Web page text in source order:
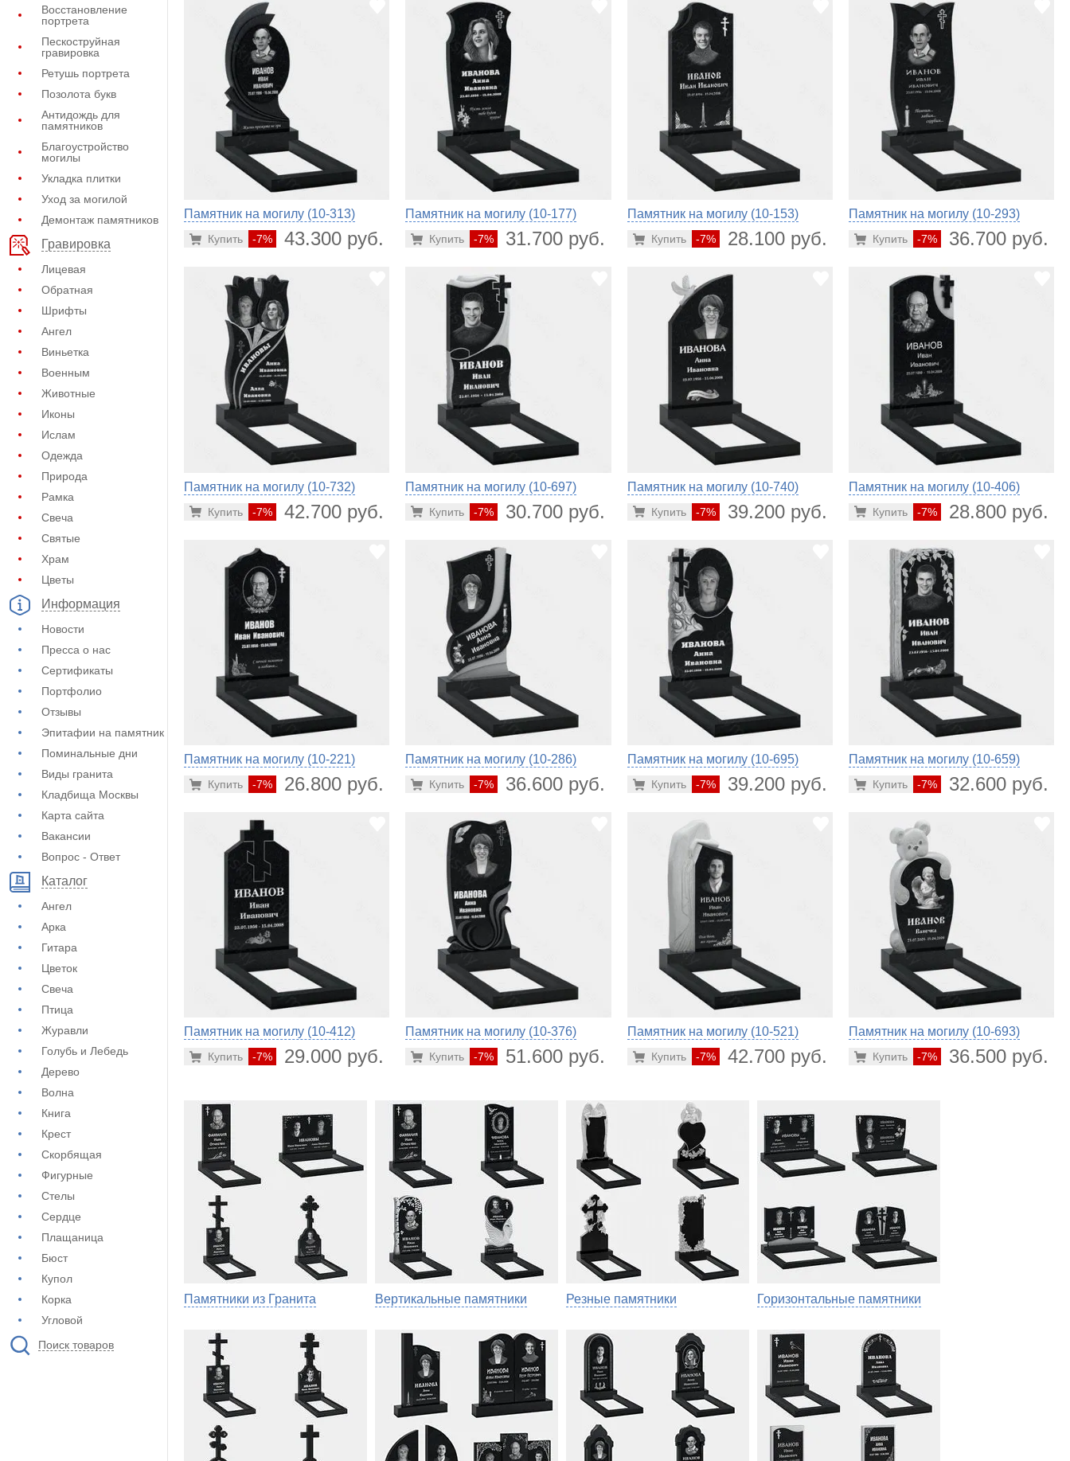
Восстановление
портрета
Пескоструйная
гравировка
Ретушь портрета
Позолота букв
Антидождь для
памятников
Благоустройство
могилы
Укладка плитки
Уход за могилой
Демонтаж памятников
Гравировка
Лицевая
Обратная
Шрифты
Ангел
Виньетка
Военным
Животные
Иконы
Ислам
Одежда
Природа
Рамка
Свеча
Святые
Храм
Цветы
Информация
Новости
Пресса о нас
Сертификаты
Портфолио
Отзывы
Эпитафии на памятник
Поминальные дни
Виды гранита
Кладбища Москвы
Карта сайта
Вакансии
Вопрос - Ответ
Каталог
Ангел
Арка
Гитара
Цветок
Свеча
Птица
Журавли
Голубь и Лебедь
Дерево
Волна
Книга
Крест
Скорбящая
Фигурные
Стелы
Сердце
Плащаница
Бюст
Купол
Корка
Угловой
Поиск товаров
Памятник на могилу (10-313)
-7% 43.300 руб.
Купить
Памятник на могилу (10-177)
-7% 31.700 руб.
Купить
Памятник на могилу (10-153)
-7% 28.100 руб.
Купить
Памятник на могилу (10-293)
-7% 36.700 руб.
Купить
Памятник на могилу (10-732)
-7% 42.700 руб.
Купить
Памятник на могилу (10-697)
-7% 30.700 руб.
Купить
Памятник на могилу (10-740)
-7% 39.200 руб.
Купить
Памятник на могилу (10-406)
-7% 28.800 руб.
Купить
Памятник на могилу (10-221)
-7% 26.800 руб.
Купить
Памятник на могилу (10-286)
-7% 36.600 руб.
Купить
Памятник на могилу (10-695)
-7% 39.200 руб.
Купить
Памятник на могилу (10-659)
-7% 32.600 руб.
Купить
Памятник на могилу (10-412)
-7% 29.000 руб.
Купить
Памятник на могилу (10-376)
-7% 51.600 руб.
Купить
Памятник на могилу (10-521)
-7% 42.700 руб.
Купить
Памятник на могилу (10-693)
-7% 36.500 руб.
Купить
Памятники из Гранита Вертикальные памятники Резные памятники Горизонтальные памятники